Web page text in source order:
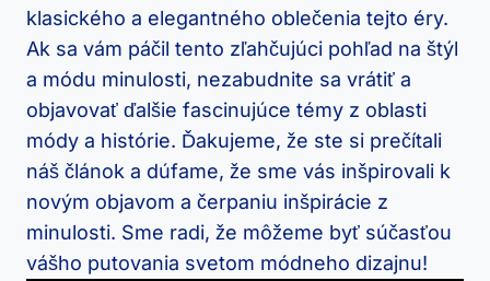
klasického a elegantného oblečenia tejto éry.
Ak sa vám páčil tento zľahčujúci pohľad na štýl
a módu minulosti, nezabudnite sa vrátiť a
objavovať ďalšie fascinujúce témy z oblasti
módy a histórie. Ďakujeme, že ste si prečítali
náš článok a dúfame, že sme vás inšpirovali k
novým objavom a čerpaniu inšpirácie z
minulosti. Sme radi, že môžeme byť súčasťou
vášho putovania svetom módneho dizajnu!